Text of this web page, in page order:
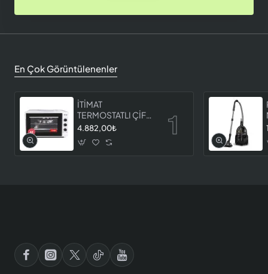
En Çok Görüntülenenler
İTİMAT
TERMOSTATLI ÇİFT
CAMLI FIRIN 8060
4.882,00₺